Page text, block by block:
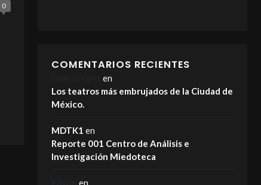
0
COMENTARIOS RECIENTES
en
Los teatros más embrujados de la Ciudad de
México.
MDTK1 en
Reporte 001 Centro de Análisis e
Investigación Miedoteca
en